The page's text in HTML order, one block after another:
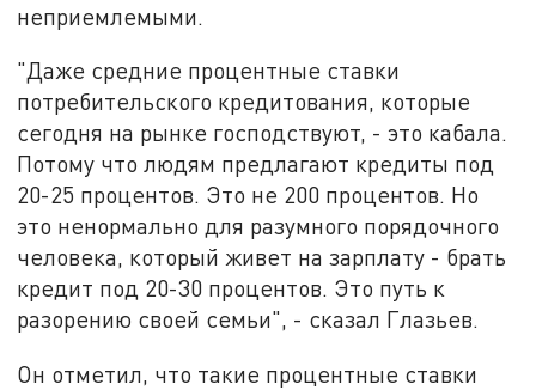
неприемлемыми.
"Даже средние процентные ставки
потребительского кредитования, которые
сегодня на рынке господствуют, - это кабала.
Потому что людям предлагают кредиты под
20-25 процентов. Это не 200 процентов. Но
это ненормально для разумного порядочного
человека, который живет на зарплату - брать
кредит под 20-30 процентов. Это путь к
разорению своей семьи", - сказал Глазьев.
Он отметил, что такие процентные ставки